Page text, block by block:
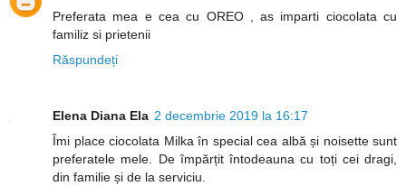
Preferata mea e cea cu OREO , as imparti ciocolata cu
familiz si prietenii
Răspundeți
Elena Diana Ela 2 decembrie 2019 la 16:17
Îmi place ciocolata Milka în special cea albă și noisette sunt
preferatele mele. De împărțit întodeauna cu toți cei dragi,
din familie și de la serviciu.